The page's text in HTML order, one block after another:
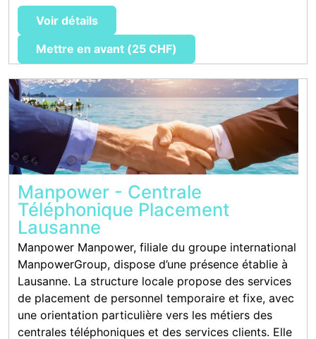
Voir détails
Mettre en avant (25 CHF)
Manpower - Centrale
Téléphonique Placement
Lausanne
Manpower Manpower, filiale du groupe international
ManpowerGroup, dispose d’une présence établie à
Lausanne. La structure locale propose des services
de placement de personnel temporaire et fixe, avec
une orientation particulière vers les métiers des
centrales téléphoniques et des services clients. Elle